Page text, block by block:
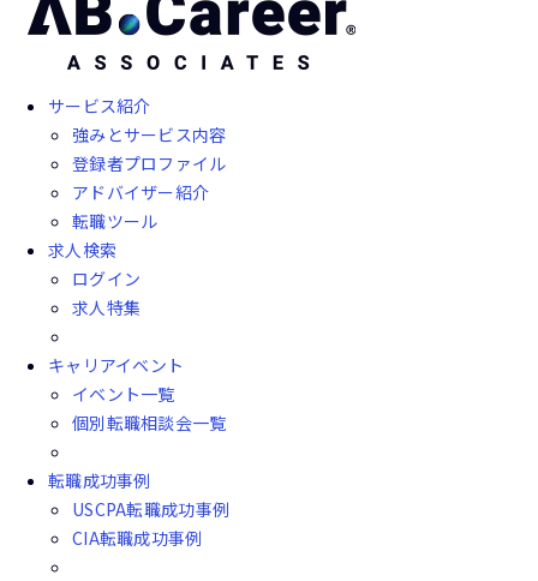
サービス紹介
強みとサービス内容
登録者プロファイル
アドバイザー紹介
転職ツール
求人検索
ログイン
求人特集
キャリアイベント
イベント一覧
個別転職相談会一覧
転職成功事例
USCPA転職成功事例
CIA転職成功事例